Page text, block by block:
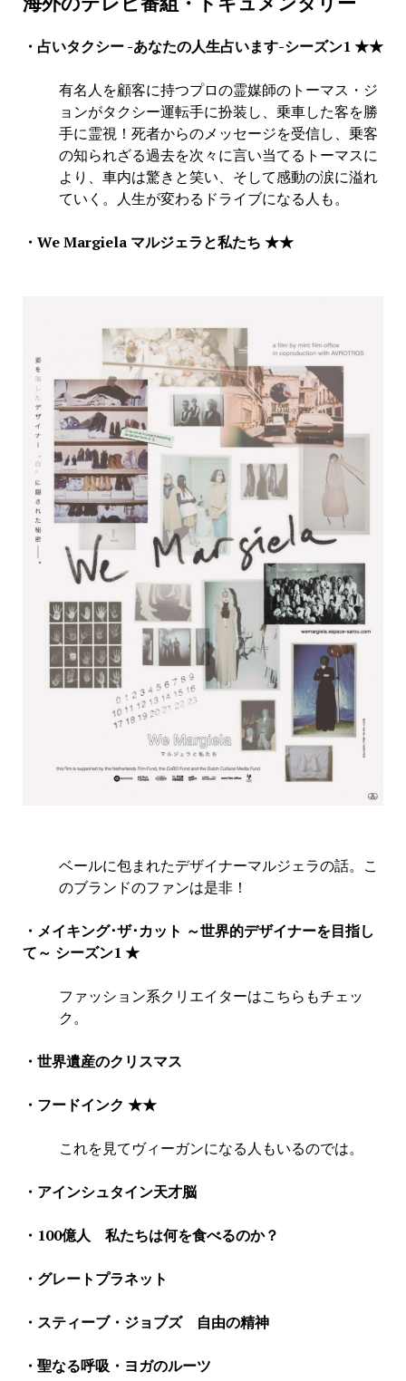
・占いタクシー -あなたの人生占います-シーズン1 ★★
有名人を顧客に持つプロの霊媒師のトーマス・ジ
ョンがタクシー運転手に扮装し、乗車した客を勝
手に霊視！死者からのメッセージを受信し、乗客
の知られざる過去を次々に言い当てるトーマスに
より、車内は驚きと笑い、そして感動の涙に溢れ
ていく。人生が変わるドライブになる人も。
・We Margiela マルジェラと私たち ★★
ベールに包まれたデザイナーマルジェラの話。こ
のブランドのファンは是非！
・メイキング･ザ･カット ～世界的デザイナーを目指し
て～ シーズン1 ★
ファッション系クリエイターはこちらもチェッ
ク。
・世界遺産のクリスマス
・フードインク ★★
これを見てヴィーガンになる人もいるのでは。
・アインシュタイン天才脳
・100億人 私たちは何を食べるのか？
・グレートプラネット
・スティーブ・ジョブズ 自由の精神
・聖なる呼吸・ヨガのルーツ